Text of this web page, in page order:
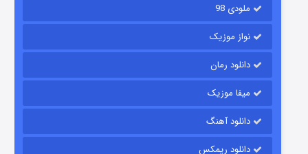
ملودی 98
نواز موزیک
دانلود رمان
میفا موزیک
دانلود آهنگ
دانلود ریمکس